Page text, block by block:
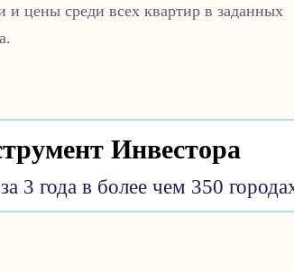
цены среди всех квартир в заданных
Инвестора
3 года в более чем 350